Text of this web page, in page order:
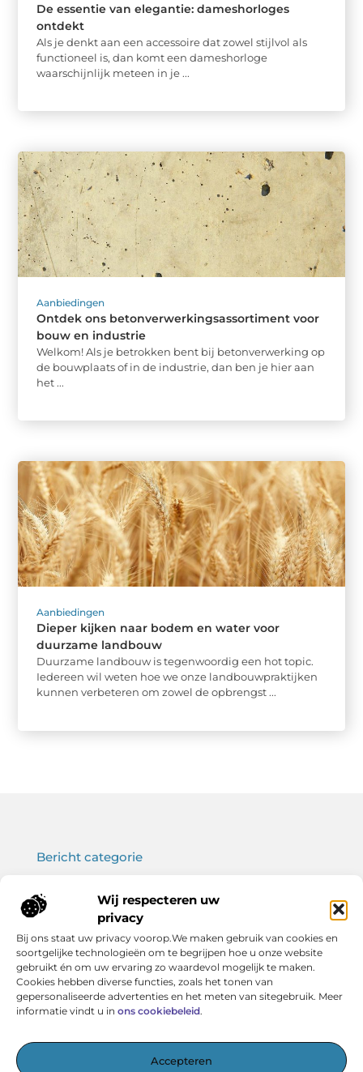
Wij respecteren uw
privacy
Bij ons staat uw privacy voorop.We maken gebruik van cookies en
soortgelijke technologieën om te begrijpen hoe u onze website
gebruikt én om uw ervaring zo waardevol mogelijk te maken.
Cookies hebben diverse functies, zoals het tonen van
gepersonaliseerde advertenties en het meten van sitegebruik. Meer
informatie vindt u in ons cookiebeleid.
Accepteren
De essentie van elegantie: dameshorloges
ontdekt
Als je denkt aan een accessoire dat zowel stijlvol als
functioneel is, dan komt een dameshorloge
waarschijnlijk meteen in je ...
Aanbiedingen
Ontdek ons betonverwerkingsassortiment voor
bouw en industrie
Welkom! Als je betrokken bent bij betonverwerking op
de bouwplaats of in de industrie, dan ben je hier aan
het ...
Aanbiedingen
Dieper kijken naar bodem en water voor
duurzame landbouw
Duurzame landbouw is tegenwoordig een hot topic.
Iedereen wil weten hoe we onze landbouwpraktijken
kunnen verbeteren om zowel de opbrengst ...
Het startpunt voor kennis en inspiratie
— Verken boeiende artikelen, handige tips en verhelderende
Onze informatie
Bericht categorie